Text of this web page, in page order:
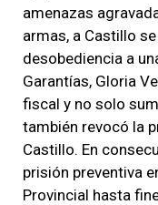
amenazas
armas, a Castillo
desobediencia a
Garantías, Gloria
fiscal y no solo
también revocó la
Castillo. En
prisión preventiva
Provincial hasta